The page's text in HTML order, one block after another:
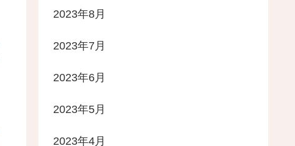
2023年8月
2023年7月
2023年6月
2023年5月
2023年4月